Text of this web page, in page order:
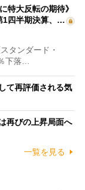
特大反転の期待》
1四半期決算、…
タンダード・
下落…
て再評価される気
再びの上昇局面へ
一覧を見る